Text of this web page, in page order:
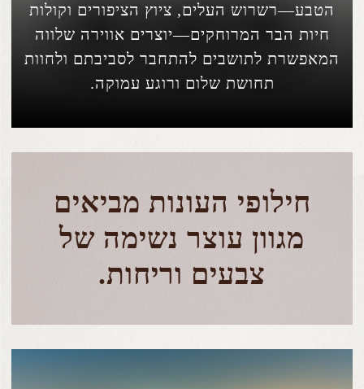
הטבע—רשרוש העלים, ציוץ הציפורים וקולות
חיות הבר המרוחקים—יוצרים אווירה שלווה
המאפשרת לתושבים להתחבר לסביבתם ולחוות
תחושת שלום ורוגע עמוקה.
חילופי העונות מביאים
מגוון עוצר נשימה של
צבעים וריחות.